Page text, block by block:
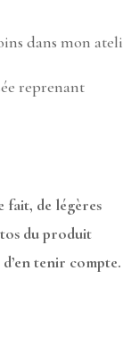
dans mon
reprenant
fait, de légères
du produit
tenir compte.